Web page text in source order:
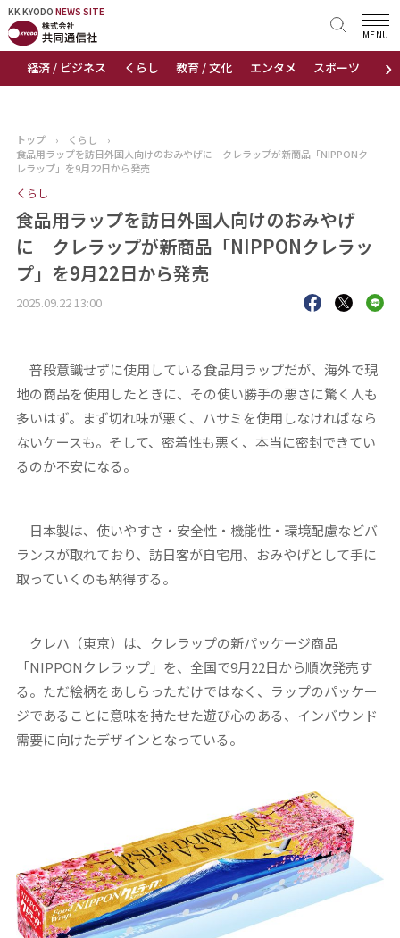
KK KYODO NEWS SITE
›
経済 / ビジネス くらし 教育 / 文化 エンタメ スポーツ 地域
MENU
KK KYODONEWS SITE
トップページ
ニュース
おすすめコンテンツ
出版物
会社概要
トップ › くらし
›
食品用ラップを訪日外国人向けのおみやげに クレラップが新商品「NIPPONク
レラップ」を9月22日から発売
くらし
食品用ラップを訪日外国人向けのおみやげ
に クレラップが新商品「NIPPONクレラッ
プ」を9月22日から発売
2025.09.22 13:00
普段意識せずに使用している食品用ラップだが、海外で現
地の商品を使用したときに、その使い勝手の悪さに驚く人も
多いはず。まず切れ味が悪く、ハサミを使用しなければなら
ないケースも。そして、密着性も悪く、本当に密封できてい
るのか不安になる。
日本製は、使いやすさ・安全性・機能性・環境配慮などバ
ランスが取れており、訪日客が自宅用、おみやげとして手に
取っていくのも納得する。
クレハ（東京）は、クレラップの新パッケージ商品
「NIPPONクレラップ」を、全国で9月22日から順次発売す
る。ただ絵柄をあしらっただけではなく、ラップのパッケー
ジであることに意味を持たせた遊び心のある、インバウンド
需要に向けたデザインとなっている。